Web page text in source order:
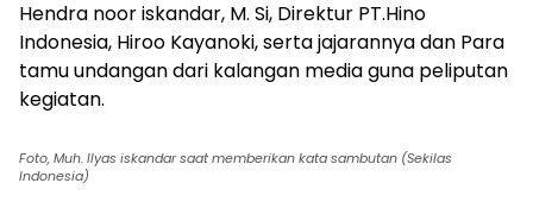
Hendra noor iskandar, M. Si, Direktur PT.Hino
Indonesia, Hiroo Kayanoki, serta jajarannya dan Para
tamu undangan dari kalangan media guna peliputan
kegiatan.
Foto, Muh. Ilyas iskandar saat memberikan kata sambutan (Sekilas
Indonesia)